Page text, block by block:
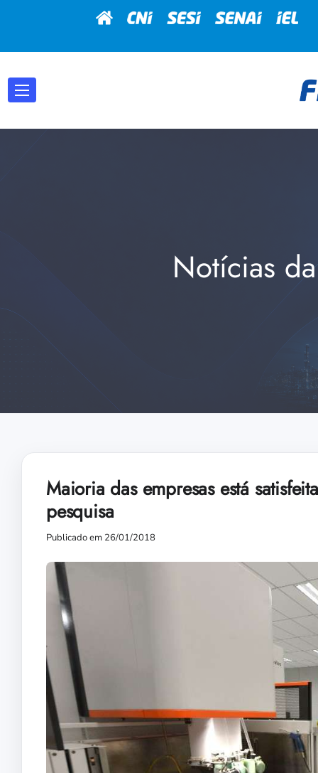
Notícias
Maioria das empresas está
pesquisa
Publicado em 26/01/2018